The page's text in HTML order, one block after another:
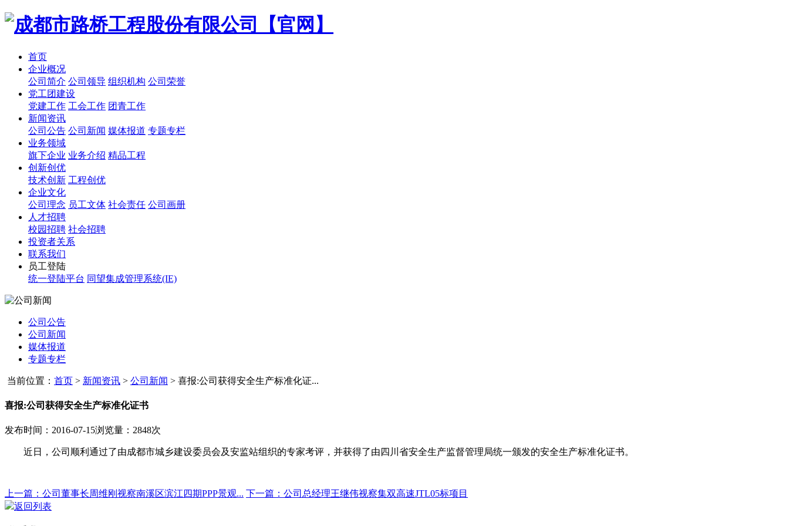
首页
企业概况
公司简介 公司领导 组织机构 公司荣誉
党工团建设
党建工作 工会工作 团青工作
新闻资讯
公司公告 公司新闻 媒体报道 专题专栏
业务领域
旗下企业 业务介绍 精品工程
创新创优
技术创新 工程创优
企业文化
公司理念 员工文体 社会责任 公司画册
人才招聘
校园招聘 社会招聘
投资者关系
联系我们
员工登陆
统一登陆平台 同望集成管理系统(IE)
公司公告
公司新闻
媒体报道
专题专栏
当前位置： 首页 > 新闻资讯 > 公司新闻 > 喜报:公司获得安全生产标准化证...
喜报:公司获得安全生产标准化证书
发布时间：2016-07-15浏览量：2848次
近日，公司 顺利通过了由成都市城乡建设委员会及安监站组织的专家考评，并获得了由四川省安全生产监督管理局统一颁发的安全生产标准化证书。
上一篇：公司董事长周维刚视察南溪区滨江四期PPP景观... 下一篇：公司总经理王继伟视察集双高速JTL05标项目
返回列表